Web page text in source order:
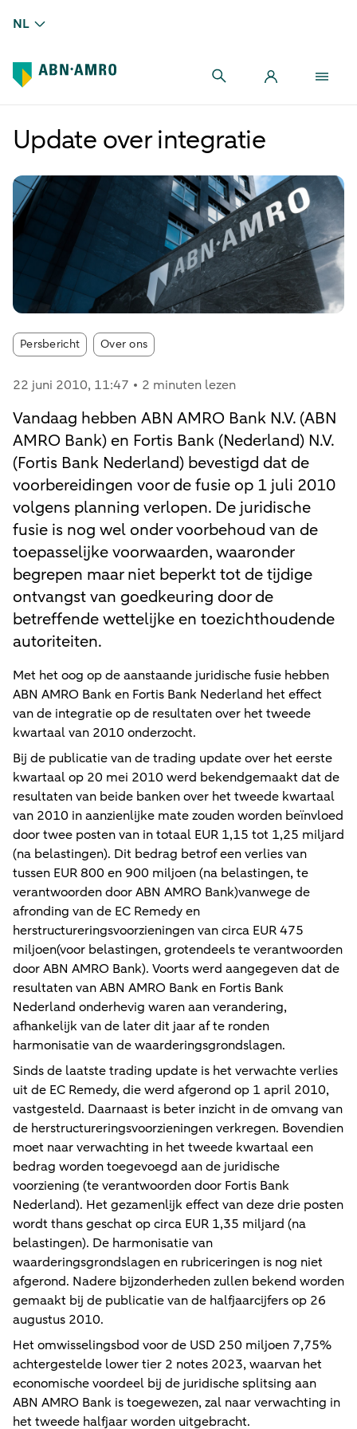
NL
Update over integratie
Persbericht Article tags:
Over ons
22 juni 2010, 11:47 2 minuten lezen
Vandaag hebben ABN AMRO Bank N.V. (ABN
AMRO Bank) en Fortis Bank (Nederland) N.V.
(Fortis Bank Nederland) bevestigd dat de
voorbereidingen voor de fusie op 1 juli 2010
volgens planning verlopen. De juridische
fusie is nog wel onder voorbehoud van de
toepasselijke voorwaarden, waaronder
begrepen maar niet beperkt tot de tijdige
ontvangst van goedkeuring door de
betreffende wettelijke en toezichthoudende
autoriteiten.
Met het oog op de aanstaande juridische fusie hebben
ABN AMRO Bank en Fortis Bank Nederland het effect
van de integratie op de resultaten over het tweede
kwartaal van 2010 onderzocht.
Bij de publicatie van de trading update over het eerste
kwartaal op 20 mei 2010 werd bekendgemaakt dat de
resultaten van beide banken over het tweede kwartaal
van 2010 in aanzienlijke mate zouden worden beïnvloed
door twee posten van in totaal EUR 1,15 tot 1,25 miljard
(na belastingen). Dit bedrag betrof een verlies van
tussen EUR 800 en 900 miljoen (na belastingen, te
verantwoorden door ABN AMRO Bank)vanwege de
afronding van de EC Remedy en
herstructureringsvoorzieningen van circa EUR 475
miljoen(voor belastingen, grotendeels te verantwoorden
door ABN AMRO Bank). Voorts werd aangegeven dat de
resultaten van ABN AMRO Bank en Fortis Bank
Nederland onderhevig waren aan verandering,
afhankelijk van de later dit jaar af te ronden
harmonisatie van de waarderingsgrondslagen.
Sinds de laatste trading update is het verwachte verlies
uit de EC Remedy, die werd afgerond op 1 april 2010,
vastgesteld. Daarnaast is beter inzicht in de omvang van
de herstructureringsvoorzieningen verkregen. Bovendien
moet naar verwachting in het tweede kwartaal een
bedrag worden toegevoegd aan de juridische
voorziening (te verantwoorden door Fortis Bank
Nederland). Het gezamenlijk effect van deze drie posten
wordt thans geschat op circa EUR 1,35 miljard (na
belastingen). De harmonisatie van
waarderingsgrondslagen en rubriceringen is nog niet
afgerond. Nadere bijzonderheden zullen bekend worden
gemaakt bij de publicatie van de halfjaarcijfers op 26
augustus 2010.
Het omwisselingsbod voor de USD 250 miljoen 7,75%
achtergestelde lower tier 2 notes 2023, waarvan het
economische voordeel bij de juridische splitsing aan
ABN AMRO Bank is toegewezen, zal naar verwachting in
het tweede halfjaar worden uitgebracht.